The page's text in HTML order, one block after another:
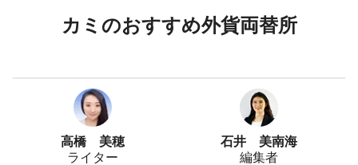
カミのおすすめ外貨両替所
高橋 美穂
ライター
石井 美南海
編集者